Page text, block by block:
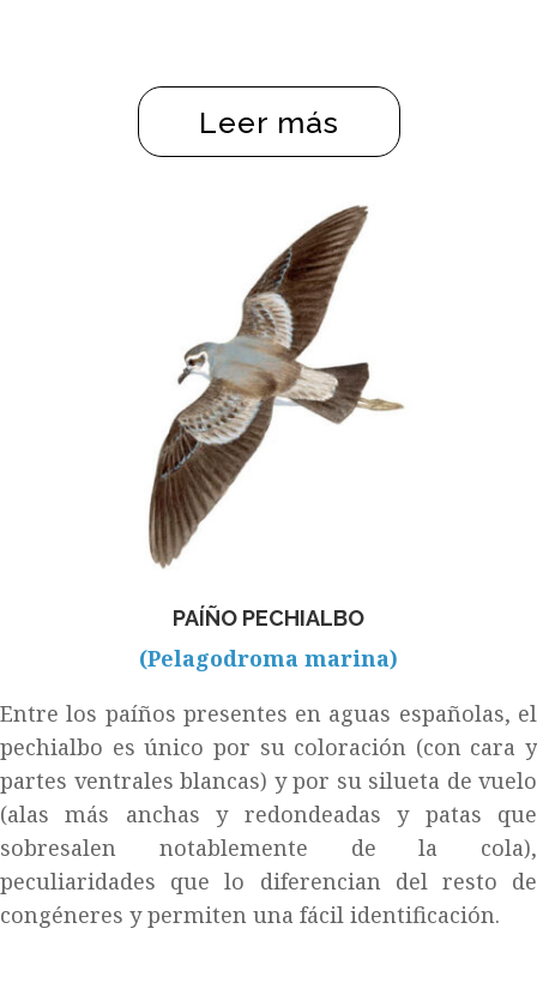
Leer más
PAÍÑO PECHIALBO
(Pelagodroma marina)
Entre los paíños presentes en aguas españolas, el
pechialbo es único por su coloración (con cara y
partes ventrales blancas) y por su silueta de vuelo
(alas más anchas y redondeadas y patas que
sobresalen notablemente de la cola),
peculiaridades que lo diferencian del resto de
congéneres y permiten una fácil identificación.